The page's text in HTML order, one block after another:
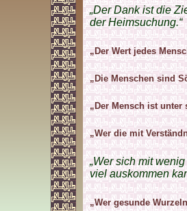
„Der Dank ist die
der Heimsuchung.“
„Der Wert jedes
„Die Menschen sind
„Der Mensch ist unter
„Wer die mit
„Wer sich mit
viel auskommen
„Wer gesunde